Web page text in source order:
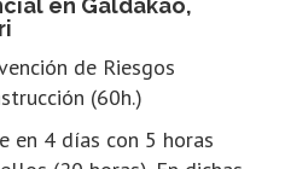
en Galdakao,
de Riesgos
(60h.)
en 4 días con 5 horas